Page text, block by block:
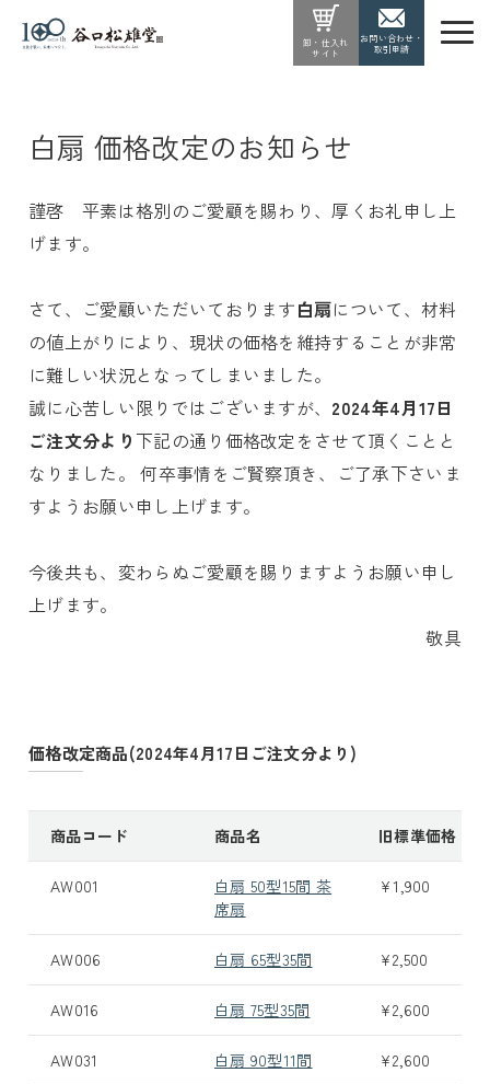
卸・仕入れ
サイト
お問い合わせ・
取引申請
白扇 価格改定のお知らせ
謹啓 平素は格別のご愛顧を賜わり、厚くお礼申し上
げます。
さて、ご愛顧いただいております白扇について、材料
の値上がりにより、現状の価格を維持することが非常
に難しい状況となってしまいました。
誠に心苦しい限りではございますが、 2024年4月17日
ご注文分より 下記の通り価格改定をさせて頂くことと
なりました。 何卒事情をご賢察頂き、ご了承下さいま
すようお願い申し上げます。
今後共も、変わらぬご愛顧を賜りますようお願い申し
上げます。
敬具
価格改定商品(2024年4月17日ご注文分より)
商品コード 商品名 旧標準価格
AW001
白扇 50型15間 茶
席扇
¥1,900
AW006 白扇 65型35間 ¥2,500
AW016 白扇 75型35間 ¥2,600
AW031 白扇 90型11間 ¥2,600